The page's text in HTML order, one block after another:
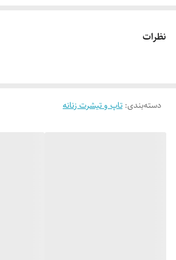
YOU
نظرات
دسته‌بندی: تاپ و تیشرت زنانه